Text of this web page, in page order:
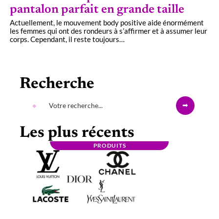
pantalon parfait en grande taille
Actuellement, le mouvement body positive aide énormément
les femmes qui ont des rondeurs à s’affirmer et à assumer leur
corps. Cependant, il reste toujours
Recherche
Les plus récents
PRODUITS